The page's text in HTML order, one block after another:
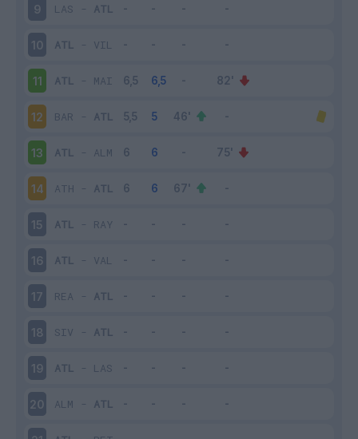
9 LAS - ATL
10 ATL - VIL
11 ATL - MAI
12 BAR - ATL
13 ATL - ALM
14 ATH - ATL
15 ATL - RAY
16 ATL - VAL
17 REA - ATL
18 SIV - ATL
19 ATL - LAS
20 ALM - ATL